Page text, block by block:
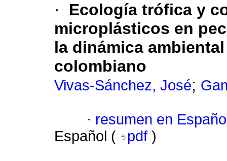
·
Ecología trófica y
microplásticos en
la dinámica
colombiano
Vivas-Sánchez, José;
· resumen en
Español (
pdf )